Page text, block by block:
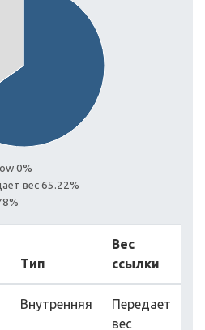
0%
вес 65.22%
Тип
Вес
ссылки
Внутренняя
Передает
вес